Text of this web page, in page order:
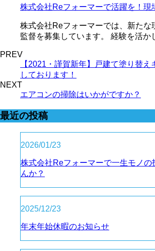
株式会社Reフォーマーで活躍を！
株式会社Reフォーマーでは、新たな
監督を募集しています。 経験を活
PREV
【2021・謹賀新年】戸建て塗り替
しております！
NEXT
エアコンの掃除はいかがですか？
最近の投稿
2026/01/23
株式会社Reフォーマーで一生モノの
んか？
2025/12/23
年末年始休暇のお知らせ